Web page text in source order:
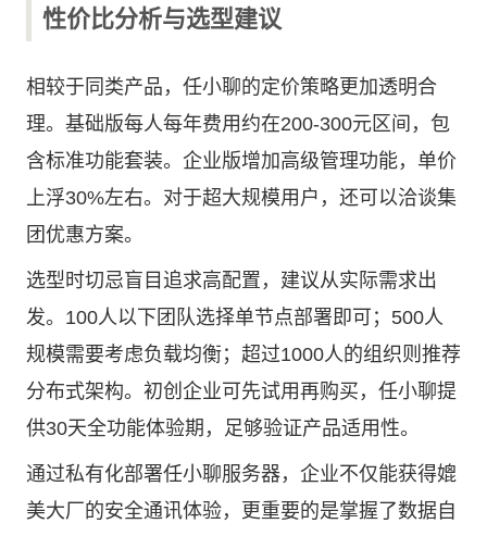
性价比分析与选型建议
相较于同类产品，任小聊的定价策略更加透明合
理。基础版每人每年费用约在200-300元区间，包
含标准功能套装。企业版增加高级管理功能，单价
上浮30%左右。对于超大规模用户，还可以洽谈集
团优惠方案。
选型时切忌盲目追求高配置，建议从实际需求出
发。100人以下团队选择单节点部署即可；500人
规模需要考虑负载均衡；超过1000人的组织则推荐
分布式架构。初创企业可先试用再购买，任小聊提
供30天全功能体验期，足够验证产品适用性。
通过私有化部署任小聊服务器，企业不仅能获得媲
美大厂的安全通讯体验，更重要的是掌握了数据自